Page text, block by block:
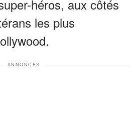
héros, aux côtés
les plus
ANNONCES